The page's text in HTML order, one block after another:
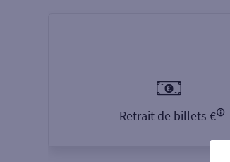
Retrait de billets €